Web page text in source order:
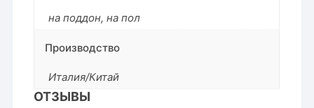
на поддон,на пол
Производство
Италия/Китай
ОТЗЫВЫ